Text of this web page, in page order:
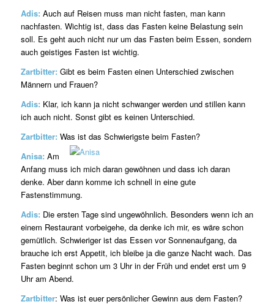
Adis: Auch auf Reisen muss man nicht fasten, man kann
nachfasten. Wichtig ist, dass das Fasten keine Belastung sein
soll. Es geht auch nicht nur um das Fasten beim Essen, sondern
auch geistiges Fasten ist wichtig.
Zartbitter: Gibt es beim Fasten einen Unterschied zwischen
Männern und Frauen?
Adis: Klar, ich kann ja nicht schwanger werden und stillen kann
ich auch nicht. Sonst gibt es keinen Unterschied.
Zartbitter: Was ist das Schwierigste beim Fasten?
Anisa: Am
Anfang muss ich mich daran gewöhnen und dass ich daran
denke. Aber dann komme ich schnell in eine gute
Fastenstimmung.
Adis: Die ersten Tage sind ungewöhnlich. Besonders wenn ich an
einem Restaurant vorbeigehe, da denke ich mir, es wäre schon
gemütlich. Schwieriger ist das Essen vor Sonnenaufgang, da
brauche ich erst Appetit, ich bleibe ja die ganze Nacht wach. Das
Fasten beginnt schon um 3 Uhr in der Früh und endet erst um 9
Uhr am Abend.
Zartbitter: Was ist euer persönlicher Gewinn aus dem Fasten?